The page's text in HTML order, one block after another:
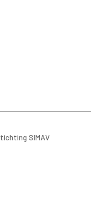
SIMAV